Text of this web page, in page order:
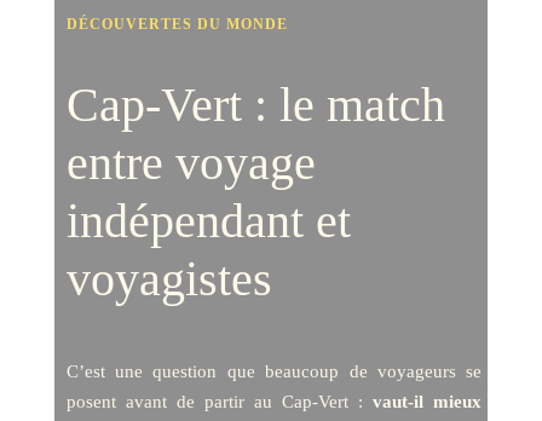
DÉCOUVERTES DU MONDE
Cap-Vert : le match
entre voyage
indépendant et
voyagistes
C’est une question que beaucoup de voyageurs se
posent avant de partir au Cap-Vert :vaut-il mieux